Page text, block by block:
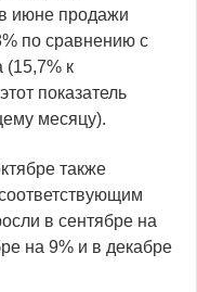
июне продажи
по сравнению с
(15,7% к
показатель
месяцу).
также
в сентябре на
на 9% и в декабре